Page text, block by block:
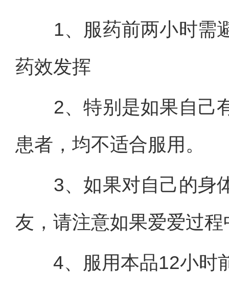
1、服药前两小时需避
药效发挥
2、特别是如果自己有
患者，均不适合服用。
3、如果对自己的身体
友，请注意如果爱爱过
4、服用本品12小时